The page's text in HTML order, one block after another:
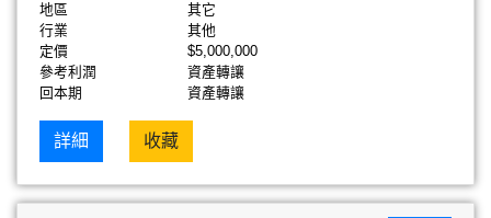
地區
其它
行業
其他
定價
$5,000,000
參考利潤
資產轉讓
回本期
資產轉讓
詳細 收藏